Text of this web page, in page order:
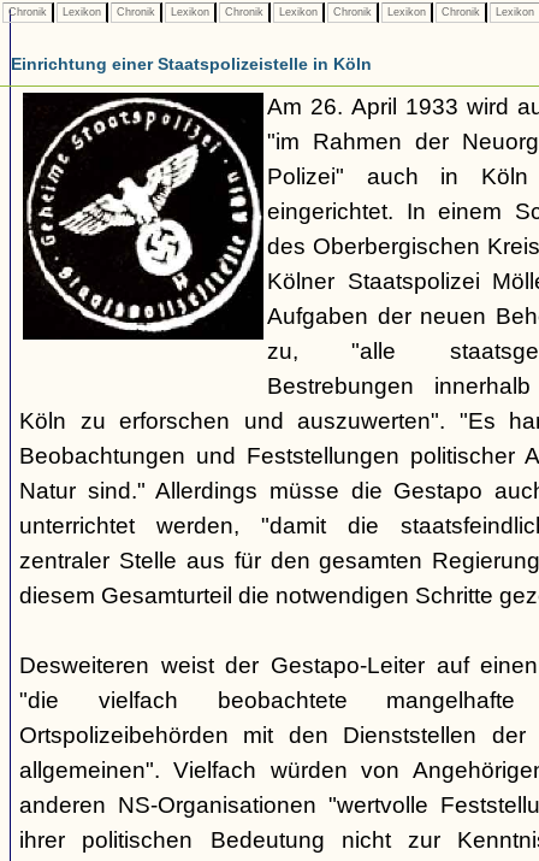
Chronik Lexikon Chronik Lexikon Chronik Lexikon Chronik Lexikon Chronik Lexikon
Einrichtung einer Staatspolizeistelle in Köln
Am 26. April 1933 wird
"im Rahmen der
Polizei" auch in Köln
eingerichtet. In einem
des Oberbergischen
Kölner Staatspolizei
Aufgaben der neuen
zu, "alle
Bestrebungen
Köln zu erforschen und auszuwerten". "Es
Beobachtungen und Feststellungen politischer
Natur sind." Allerdings müsse die Gestapo
unterrichtet werden, "damit die
zentraler Stelle aus für den gesamten
diesem Gesamturteil die notwendigen Schritte
Desweiteren weist der Gestapo-Leiter auf
"die vielfach beobachtete mangelhafte
Ortspolizeibehörden mit den Dienststellen
allgemeinen". Vielfach würden von
anderen NS-Organisationen "wertvolle
ihrer politischen Bedeutung nicht zur